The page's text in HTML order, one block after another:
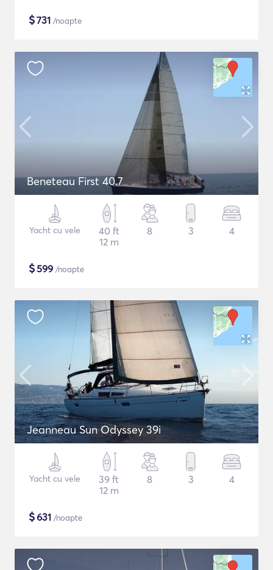
$731 /noapte
Beneteau First 40.7
Yacht cu vele
40 ft
12 m
8 3 4
$599 /noapte
Jeanneau Sun Odyssey 39i
Yacht cu vele
39 ft
12 m
8 3 4
$631 /noapte